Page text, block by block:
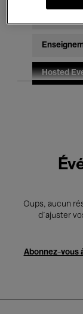
Hosted
Oups, aucun
d’ajuster
Abonnez-vous